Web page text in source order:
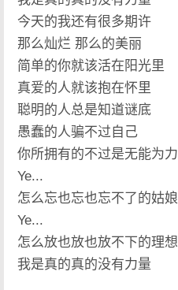
今天的我还有很多期许
那么灿烂 那么的美丽
简单的你就该活在阳光里
真爱的人就该抱在怀里
聪明的人总是知道谜底
愚蠢的人骗不过自己
你所拥有的不过是无能为力
Ye...
怎么忘也忘也忘不了的姑娘
Ye...
怎么放也放也放不下的理想
我是真的真的没有力量